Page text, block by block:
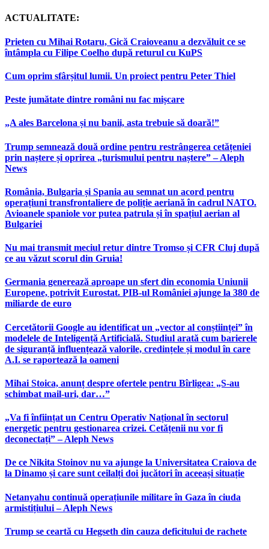
ACTUALITATE:
Prieten cu Mihai Rotaru, Gică Craioveanu a dezvăluit ce se
întâmpla cu Filipe Coelho după returul cu KuPS
Cum oprim sfârșitul lumii. Un proiect pentru Peter Thiel
Peste jumătate dintre români nu fac mișcare
„A ales Barcelona și nu banii, asta trebuie să doară!”
Trump semnează două ordine pentru restrângerea cetățeniei
prin naștere și oprirea „turismului pentru naștere” – Aleph
News
România, Bulgaria și Spania au semnat un acord pentru
operațiuni transfrontaliere de poliție aeriană în cadrul NATO.
Avioanele spaniole vor putea patrula și în spațiul aerian al
Bulgariei
Nu mai transmit meciul retur dintre Tromso și CFR Cluj după
ce au văzut scorul din Gruia!
Germania generează aproape un sfert din economia Uniunii
Europene, potrivit Eurostat. PIB-ul României ajunge la 380 de
miliarde de euro
Cercetătorii Google au identificat un „vector al conștiinței” în
modelele de Inteligență Artificială. Studiul arată cum barierele
de siguranță influențează valorile, credințele și modul în care
A.I. se raportează la oameni
Mihai Stoica, anunț despre ofertele pentru Bîrligea: „S-au
schimbat mail-uri, dar…”
„Va fi înființat un Centru Operativ Național în sectorul
energetic pentru gestionarea crizei. Cetățenii nu vor fi
deconectați” – Aleph News
De ce Nikita Stoinov nu va ajunge la Universitatea Craiova de
la Dinamo și care sunt ceilalți doi jucători în aceeași situație
Netanyahu continuă operațiunile militare în Gaza în ciuda
armistițiului – Aleph News
Trump se ceartă cu Hegseth din cauza deficitului de rachete